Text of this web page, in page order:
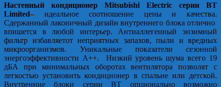
Настенный кондиционер Mitsubishi Electric серии BT
Limited– идеальное соотношение цены и качества.
Сдержанный лаконичный дизайн внутреннего блока отлично
впишется в любой интерьер. Антиаллегенный энзимный
фильтр избавляетот неприятных запахов, пыли и вредных
микроорганизмов. Уникальные показатели сезонной
энергоэффективности А++. Низкий уровень шума всего 19
дБА при минимальных оборотах вентилятора позволят с
легкостью установить кондиционер в спальне или детской.
Внутренние блоки серии BT опционально возможно